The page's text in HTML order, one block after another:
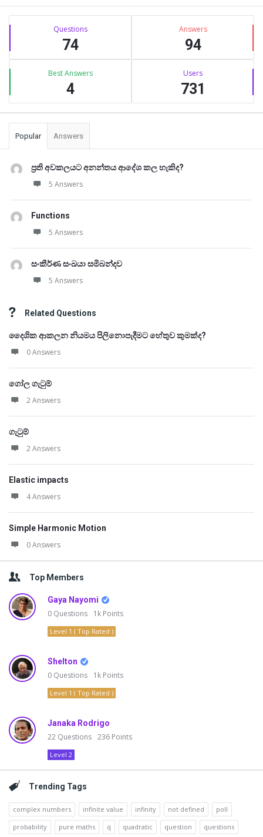
Sidebar
Stats Questions
74
Answers
94
Best Answers
4
Users
731
Popular Answers
ප්‍රති අවකලයට අනන්තය ආදේශ කල හැකිද?
5 Answers
Functions
5 Answers
සංකීර්ණ සංඛයා සමිබන්දව
5 Answers
Related Questions
දෛශික ආකලන නියමය පිලිනොපැදීමට හේතුව කුමක්ද?
0 Answers
ගෝල ගැටුම්
2 Answers
ගැටුම්
2 Answers
Elastic impacts
4 Answers
Simple Harmonic Motion
0 Answers
Top Members
Gaya Nayomi
0 Questions 1k Points
Level 1 ( Top Rated )
Shelton
0 Questions 1k Points
Level 1 ( Top Rated )
Janaka Rodrigo
22 Questions 236 Points
Level 2
Trending Tags
complex numbers infinite value infinity not defined
poll
probability
pure maths q quadratic question
questions